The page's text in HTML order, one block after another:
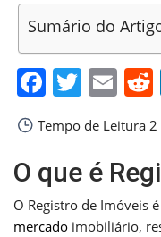
Sumário do
Tempo de Leitura
O que é
O Registro de Imóveis
mercado imobiliário,